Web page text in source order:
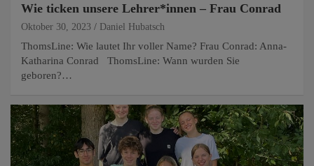
Wie ticken unsere Lehrer*innen – Frau Conrad
Oktober 30, 2023 Daniel Hubatsch
ThomsLine: Wie lautet Ihr voller Name? Frau Conrad: Anna-
Katharina Conrad ThomsLine: Wann wurden Sie
geboren?…